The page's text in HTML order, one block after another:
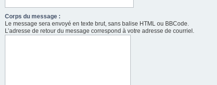
Corps du message :
Le message sera envoyé en texte brut, sans balise HTML ou BBCode.
L’adresse de retour du message correspond à votre adresse de courriel.